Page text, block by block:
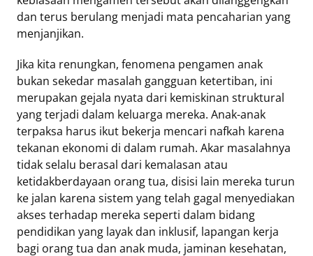
dan terus berulang menjadi mata pencaharian yang
menjanjikan.
Jika kita renungkan, fenomena pengamen anak
bukan sekedar masalah gangguan ketertiban, ini
merupakan gejala nyata dari kemiskinan struktural
yang terjadi dalam keluarga mereka. Anak-anak
terpaksa harus ikut bekerja mencari nafkah karena
tekanan ekonomi di dalam rumah. Akar masalahnya
tidak selalu berasal dari kemalasan atau
ketidakberdayaan orang tua, disisi lain mereka turun
ke jalan karena sistem yang telah gagal menyediakan
akses terhadap mereka seperti dalam bidang
pendidikan yang layak dan inklusif, lapangan kerja
bagi orang tua dan anak muda, jaminan kesehatan,